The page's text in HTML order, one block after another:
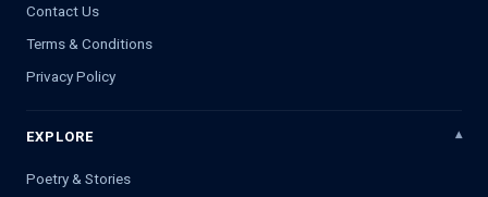
Contact Us
Terms & Conditions
Privacy Policy
EXPLORE
Poetry & Stories